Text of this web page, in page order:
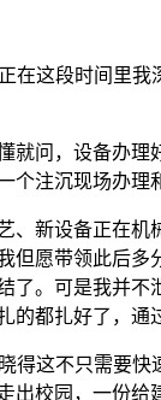
这段时间里我
，设备办理
注沉现场办理
新设备正在机
愿带领此后
。可是我并
都扎好了，通
这不只需要快
校园，一份